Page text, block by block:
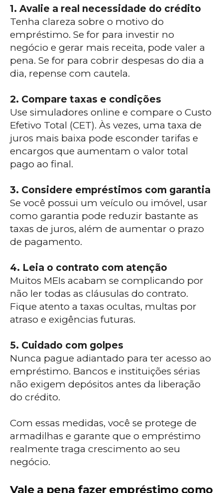
1. Avalie a real necessidade do crédito
Tenha clareza sobre o motivo do
empréstimo. Se for para investir no
negócio e gerar mais receita, pode valer a
pena. Se for para cobrir despesas do dia a
dia, repense com cautela.
2. Compare taxas e condições
Use simuladores online e compare o Custo
Efetivo Total (CET). Às vezes, uma taxa de
juros mais baixa pode esconder tarifas e
encargos que aumentam o valor total
pago ao final.
3. Considere empréstimos com garantia
Se você possui um veículo ou imóvel, usar
como garantia pode reduzir bastante as
taxas de juros, além de aumentar o prazo
de pagamento.
4. Leia o contrato com atenção
Muitos MEIs acabam se complicando por
não ler todas as cláusulas do contrato.
Fique atento a taxas ocultas, multas por
atraso e exigências futuras.
5. Cuidado com golpes
Nunca pague adiantado para ter acesso ao
empréstimo. Bancos e instituições sérias
não exigem depósitos antes da liberação
do crédito.
Com essas medidas, você se protege de
armadilhas e garante que o empréstimo
realmente traga crescimento ao seu
negócio.
Vale a pena fazer empréstimo como